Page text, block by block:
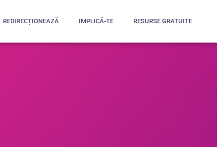
REDIRECȚIONEAZĂ IMPLICĂ-TE RESURSE GRATUITE